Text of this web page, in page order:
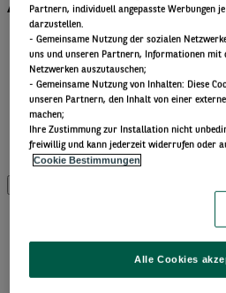
Thematic ETFs
Min TE ETFs
Aktive fundamentale ETFs
ESG Enhanced ETFs
Alpha Enhanced ETFs
Next Gen ETFs
Alle ETFs
Kategorien
Partnern, individuell angepasste Werbungen
darzustellen.
- Gemeinsame Nutzung der sozialen
uns und unseren Partnern, Informationen mit
Netzwerken auszutauschen;
- Gemeinsame Nutzung von Inhalten: Diese
unseren Partnern, den Inhalt von einer
machen;
Ihre Zustimmung zur Installation nicht
freiwillig und kann jederzeit widerrufen oder
Cookie Bestimmungen
Alle Cookies